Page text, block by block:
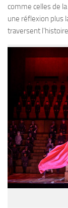
comme celles de
une réflexion plus
traversent